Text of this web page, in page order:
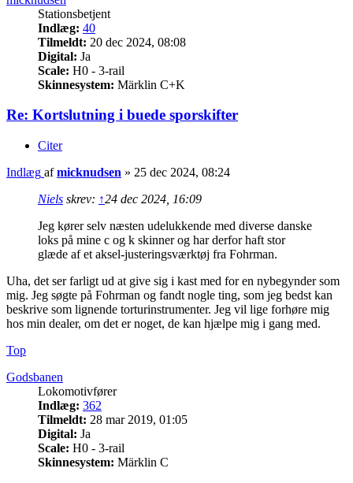
Stationsbetjent
Indlæg: 40
Tilmeldt: 20 dec 2024, 08:08
Digital: Ja
Scale: H0 - 3-rail
Skinnesystem: Märklin C+K
Re: Kortslutning i buede sporskifter
Citer
Indlæg afmicknudsen » 25 dec 2024, 08:24
Niels skrev: ↑24 dec 2024, 16:09
Jeg kører selv næsten udelukkende med diverse danske
loks på mine c og k skinner og har derfor haft stor
glæde af et aksel-justeringsværktøj fra Fohrman.
Uha, det ser farligt ud at give sig i kast med for en nybegynder som
mig. Jeg søgte på Fohrman og fandt nogle ting, som jeg bedst kan
beskrive som lignende torturinstrumenter. Jeg vil lige forhøre mig
hos min dealer, om det er noget, de kan hjælpe mig i gang med.
Top
Godsbanen
Lokomotivfører
Indlæg: 362
Tilmeldt: 28 mar 2019, 01:05
Digital: Ja
Scale: H0 - 3-rail
Skinnesystem: Märklin C